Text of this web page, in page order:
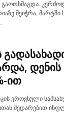
შეიჭრა,
ით
ეროვნული
შედარებით